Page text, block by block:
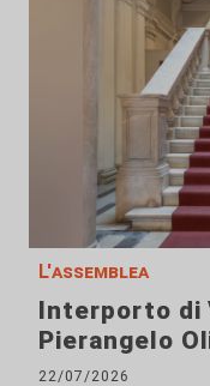
L'assemblea
Interporto di
Pierangelo
22/07/2026